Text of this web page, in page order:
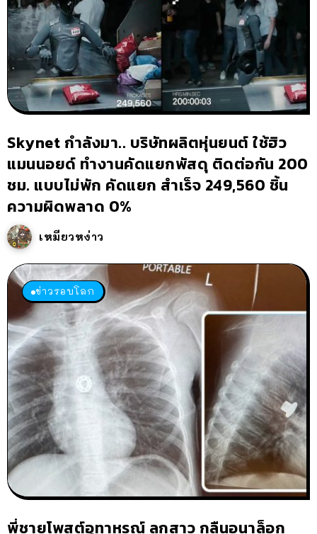
Skynet กำลังมา.. บริษัทผลิตหุ่นยนต์ ใช้ฮิว
แมนนอยด์ ทำงานคัดแยกพัสดุ ติดต่อกัน 200
ชม. แบบไม่พัก คัดแยก สำเร็จ 249,560 ชิ้น
ความผิดพลาด 0%
เหมียวหง่าว
ข่าวรอบโลก
พี่ชายโพสต์อุทาหรณ์ ลูกสาว กลืนอนาล็อก